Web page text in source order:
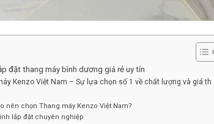
đặt thang máy bình dương giá rẻ uy tín
Kenzo Việt Nam – Sự lựa chọn số 1 về chất lượng và giá th
nên chọn Thang máy Kenzo Việt Nam?
lắp đặt chuyên nghiệp